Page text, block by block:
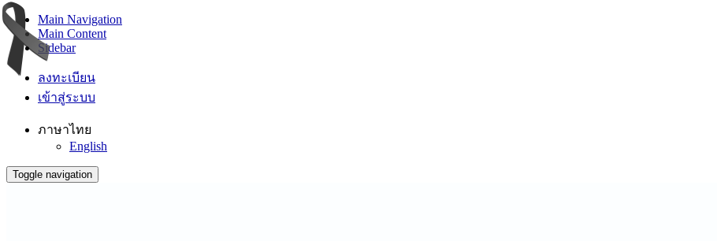
Main Navigation
Main Content
Sidebar
ลงทะเบียน
เข้าสู่ระบบ
ภาษาไทย
English
Toggle navigation